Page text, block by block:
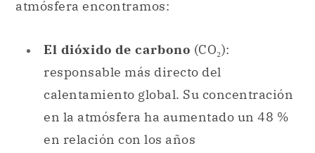
atmósfera encontramos:
El dióxido de carbono (CO₂):
responsable más directo del
calentamiento global. Su concentración
en la atmósfera ha aumentado un 48 %
en relación con los años